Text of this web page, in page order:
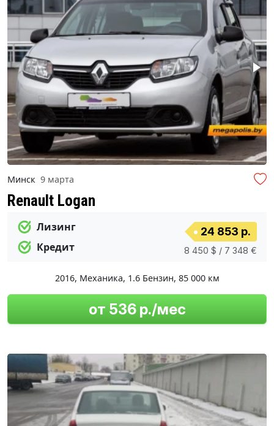
Минск 9 марта
Renault Logan
Лизинг
Кредит
24 853 р.
8 450 $ / 7 348 €
2016, Механика, 1.6 Бензин, 85 000 км
от 536 р./мес